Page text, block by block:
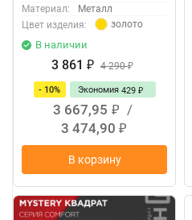
Материал:
Металл
Цвет изделия:
золото
В наличии
3 861 ₽ 4 290₽
- 10% Экономия 429 ₽
3 667,95 ₽
/
3 474,90 ₽
В корзину